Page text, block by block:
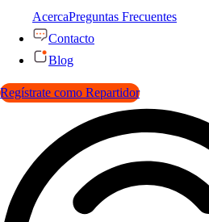
AcercaPreguntas Frecuentes
Contacto
Blog
Regístrate como Repartidor